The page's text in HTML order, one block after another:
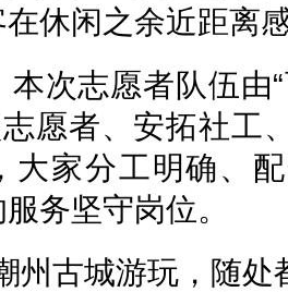
休闲之余近距离
本次志愿者队伍由
愿者、安拓社工
大家分工明确、
务坚守岗位。
州古城游玩，随